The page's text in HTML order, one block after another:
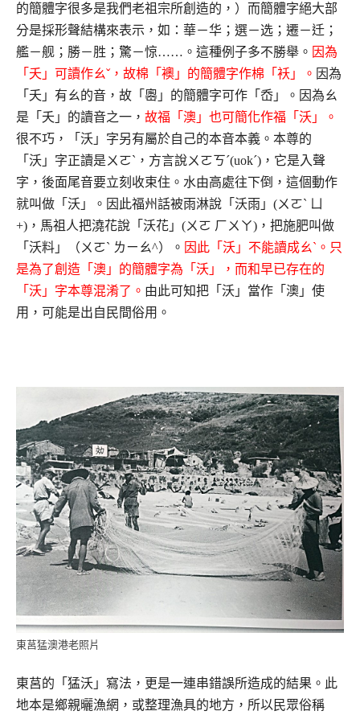
的簡體字很多是我們老祖宗所創造的，）而簡體字絕大部
分是採形聲結構來表示，如：華－华；選－选；遷－迁；
艦－舰；勝－胜；驚－惊……。這種例子多不勝舉。 因為
「夭」可讀作ㄠˇ，故棉「襖」的簡體字作棉「袄」。 因為
「夭」有ㄠ的音，故「嶴」的簡體字可作「岙」。因為ㄠ
是「夭」的讀音之一， 故福「澳」也可簡化作福「沃」。
很不巧，「沃」字另有屬於自己的本音本義。本尊的
「沃」字正讀是ㄨㄛˋ，方言說ㄨㄛㄎˊ(uokˊ)，它是入聲
字，後面尾音要立刻收束住。水由高處往下倒，這個動作
就叫做「沃」。因此福州話被雨淋說「沃雨」(ㄨㄛˋ ㄩ
+)，馬祖人把澆花說「沃花」(ㄨㄛ ㄏㄨㄚ)，把施肥叫做
「沃料」（ㄨㄛˋ ㄌㄧㄠ^）。 因此「沃」不能讀成ㄠˋ。只
是為了創造「澳」的簡體字為「沃」，而和早已存在的
「沃」字本尊混淆了。 由此可知把「沃」當作「澳」使
用，可能是出自民間俗用。
東莒猛澳港老照片
東莒的「猛沃」寫法，更是一連串錯誤所造成的結果。此
地本是鄉親曬漁網，或整理漁具的地方，所以民眾俗稱